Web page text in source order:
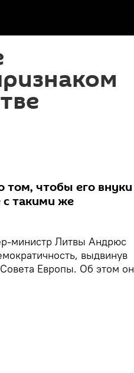
том, чтобы его внуки
такими же
министр Литвы Андрюс
выдвинув
Европы. Об этом он